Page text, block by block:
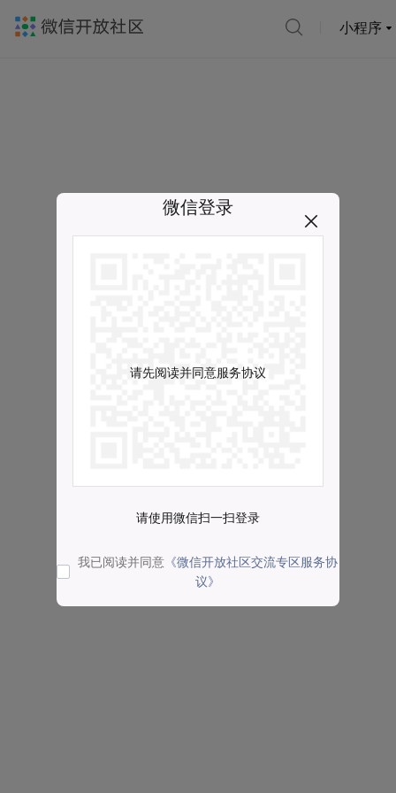
小程序
微信登录
请先阅读并同意服务协议
请使用微信扫一扫登录
我已阅读并同意 《微信开放社区交流专区服务协
议》